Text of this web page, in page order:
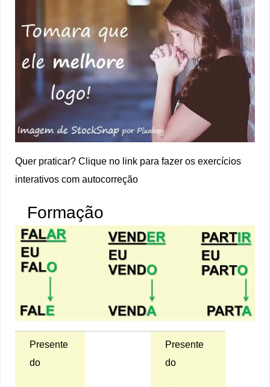
Quer praticar? Clique no link para fazer os exercícios
interativos com autocorreção
Formação
Presente
do
Presente
do